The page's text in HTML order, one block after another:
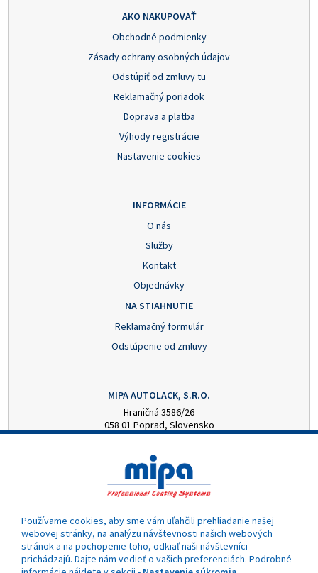
AKO NAKUPOVAŤ
Obchodné podmienky
Zásady ochrany osobných údajov
Odstúpiť od zmluvy tu
Reklamačný poriadok
Doprava a platba
Výhody registrácie
Nastavenie cookies
INFORMÁCIE
O nás
Služby
Kontakt
Objednávky
NA STIAHNUTIE
Reklamačný formulár
Odstúpenie od zmluvy
MIPA AUTOLACK, S.R.O.
Hraničná 3586/26
058 01 Poprad, Slovensko
mipa@autolack.sk
OTVÁRACIE HODINY
Pondelok - Piatok: 8:00 - 16:00 hod.
Používame cookies, aby sme vám uľahčili prehliadanie našej
webovej stránky, na analýzu návštevnosti našich webových
stránok a na pochopenie toho, odkiaľ naši návštevníci
prichádzajú. Dajte nám vedieť o vašich preferenciách. Podrobné